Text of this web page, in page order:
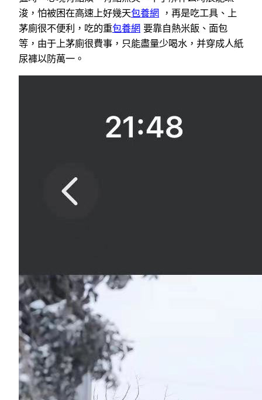
浚，怕被困在高速上好幾天包養網 ，再是吃工具、上
茅廁很不便利，吃的重包養網 要靠自熱米飯、面包
等，由于上茅廁很費事，只能盡量少喝水，并穿成人紙
尿褲以防萬一。